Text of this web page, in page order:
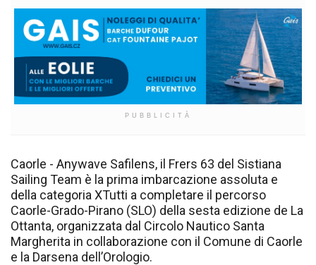
PUBBLICITÀ
Caorle - Anywave Safilens, il Frers 63 del Sistiana
Sailing Team è la prima imbarcazione assoluta e
della categoria XTutti a completare il percorso
Caorle-Grado-Pirano (SLO) della sesta edizione de La
Ottanta, organizzata dal Circolo Nautico Santa
Margherita in collaborazione con il Comune di Caorle
e la Darsena dell’Orologio.